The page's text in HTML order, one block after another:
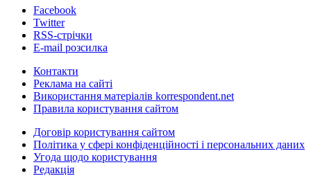
Facebook
Twitter
RSS-стрічки
E-mail розсилка
Контакти
Реклама на сайті
Використання матеріалів korrespondent.net
Правила користування сайтом
Договір користування сайтом
Політика у сфері конфіденційності і персональних даних
Угода щодо користування
Редакція